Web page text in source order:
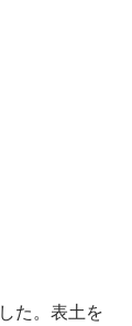
た。表土を